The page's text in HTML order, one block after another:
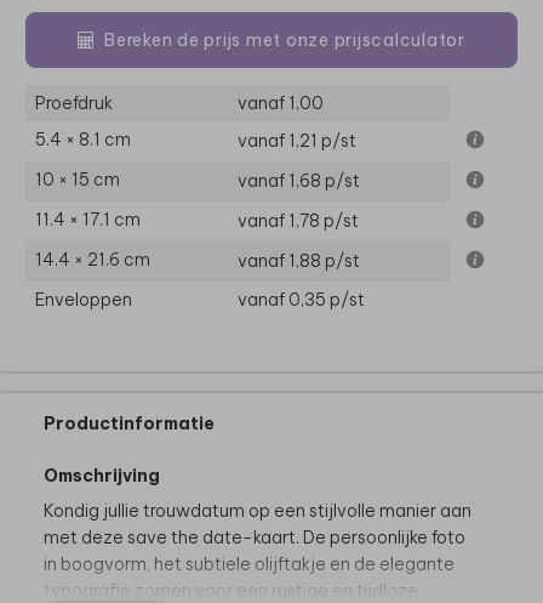
Bereken de prijs met onze prijscalculator
Proefdruk
vanaf 1,00
5.4 × 8.1 cm
vanaf 1,21 p/st
10 × 15 cm
vanaf 1,68 p/st
11.4 × 17.1 cm
vanaf 1,78 p/st
14.4 × 21.6 cm
vanaf 1,88 p/st
Enveloppen
vanaf 0,35 p/st
Productinformatie
Omschrijving
Kondig jullie trouwdatum op een stijlvolle manier aan
met deze save the date-kaart. De persoonlijke foto
in boogvorm, het subtiele olijftakje en de elegante
typografie zorgen voor een rustige en tijdloze